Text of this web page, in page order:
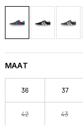
MAAT
36 37
42 43